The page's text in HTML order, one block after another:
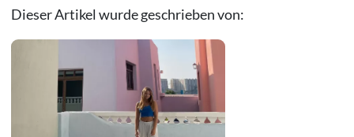
Dieser Artikel wurde geschrieben von: